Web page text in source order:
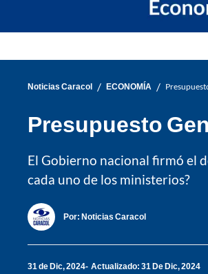
Noticias Caracol / ECONOMÍA /
Presupuesto
El Gobierno nacional firmó el
cada uno de los ministerios?
Por: Noticias Caracol
31 de Dic, 2024 Actualizado: 31 De Dic, 2024